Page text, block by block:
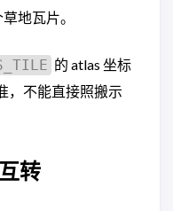
地瓦片。
的 atlas 坐标
，不能直接照搬示
转